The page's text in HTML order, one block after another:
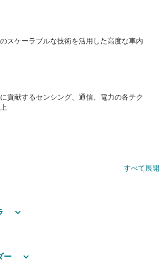
スケーラブルな技術を活用した高度な車内
貢献するセンシング、通信、電力の各テク
すべて展
ー